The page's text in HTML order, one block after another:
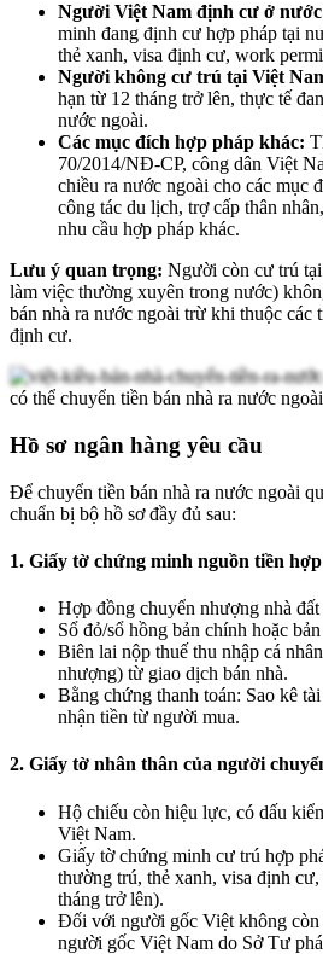
Người Việt Nam định cư ở
minh đang định cư hợp pháp tại
thẻ xanh, visa định cư, work
Người không cư trú tại Việt
hạn từ 12 tháng trở lên, thực tế
nước ngoài.
Các mục đích hợp pháp khác:
70/2014/NĐ-CP, công dân Việt
chiều ra nước ngoài cho các mục
công tác du lịch, trợ cấp thân
nhu cầu hợp pháp khác.
Lưu ý quan trọng: Người còn cư trú
làm việc thường xuyên trong nước)
bán nhà ra nước ngoài trừ khi thuộc các
định cư.
có thể chuyển tiền bán nhà ra nước
Hồ sơ ngân hàng yêu cầu
Để chuyển tiền bán nhà ra nước ngoài
chuẩn bị bộ hồ sơ đầy đủ sau:
1. Giấy tờ chứng minh nguồn tiền
Hợp đồng chuyển nhượng nhà
Sổ đỏ/sổ hồng bản chính hoặc
Biên lai nộp thuế thu nhập cá
nhượng) từ giao dịch bán nhà.
Bằng chứng thanh toán: Sao kê
nhận tiền từ người mua.
2. Giấy tờ nhân thân của người
Hộ chiếu còn hiệu lực, có dấu
Việt Nam.
Giấy tờ chứng minh cư trú hợp
thường trú, thẻ xanh, visa định
tháng trở lên).
Đối với người gốc Việt không còn
người gốc Việt Nam do Sở Tư